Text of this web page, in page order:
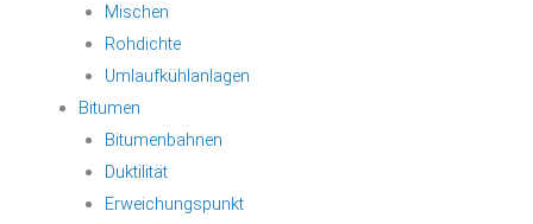
Mischen
Rohdichte
Umlaufkühlanlagen
Bitumen
Bitumenbahnen
Duktilität
Erweichungspunkt